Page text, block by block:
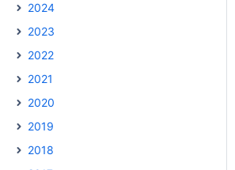
2024
2023
2022
2021
2020
2019
2018